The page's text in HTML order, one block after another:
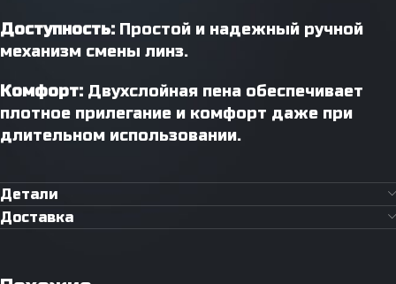
Доступность: Простой и надежный ручной
механизм смены линз.
Комфорт: Двухслойная пена обеспечивает
плотное прилегание и комфорт даже при
длительном использовании.
Детали
Доставка